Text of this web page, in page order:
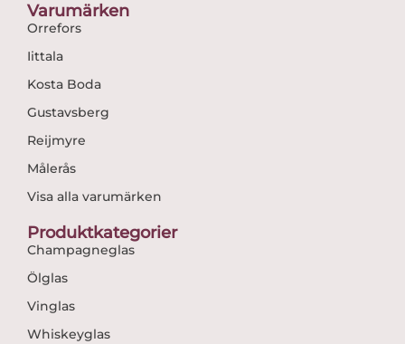
Varumärken
Orrefors
Iittala
Kosta Boda
Gustavsberg
Reijmyre
Målerås
Visa alla varumärken
Produktkategorier
Champagneglas
Ölglas
Vinglas
Whiskeyglas